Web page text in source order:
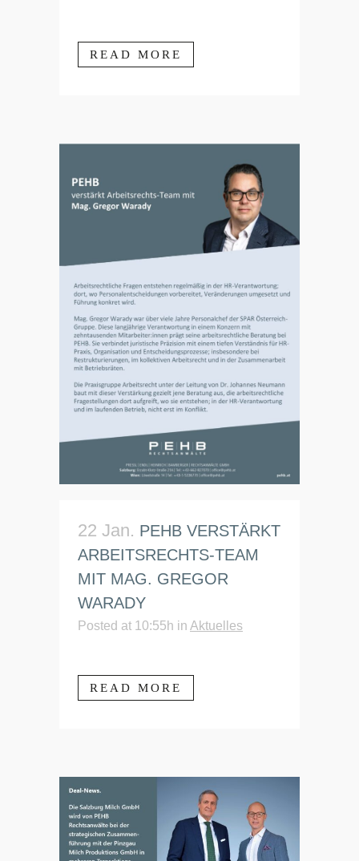
READ MORE
22 Jan. PEHB VERSTÄRKT
ARBEITSRECHTS-TEAM
MIT MAG. GREGOR
WARADY
Posted at 10:55h in Aktuelles
READ MORE